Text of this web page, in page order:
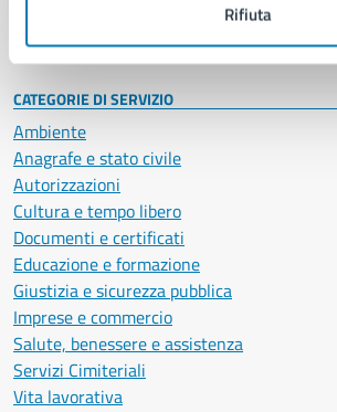
Rifiuta
Intranet, posta aziendale e protocollo
CATEGORIE DI SERVIZIO
Ambiente
Anagrafe e stato civile
Autorizzazioni
Cultura e tempo libero
Documenti e certificati
Educazione e formazione
Giustizia e sicurezza pubblica
Imprese e commercio
Salute, benessere e assistenza
Servizi Cimiteriali
Vita lavorativa